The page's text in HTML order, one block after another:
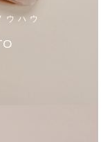
ハウ